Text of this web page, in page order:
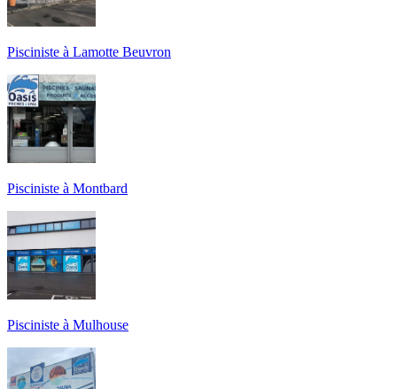
Pisciniste à Lamotte Beuvron
Pisciniste à Montbard
Pisciniste à Mulhouse